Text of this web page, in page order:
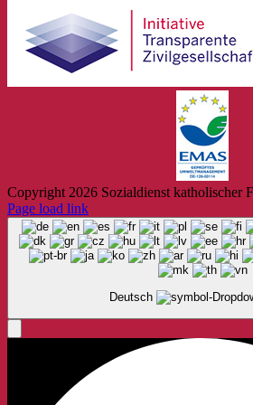
Copyright 2026 Sozialdienst katholischer
Page load link
Deutsch